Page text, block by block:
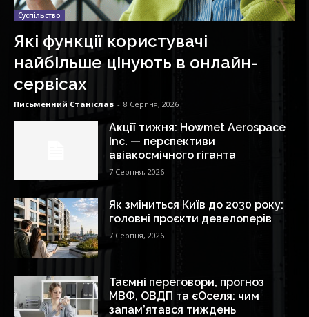
Суспільство
Які функції користувачі
найбільше цінують в онлайн-
сервісах
Письменний Станіслав - 8 Серпня, 2026
Акції тижня: Howmet Aerospace
Inc. — перспективи
авіакосмічного гіганта
7 Серпня, 2026
Як зміниться Київ до 2030 року:
головні проєкти девелоперів
7 Серпня, 2026
Таємні переговори, прогноз
МВФ, ОВДП та єОселя: чим
запам’ятався тиждень